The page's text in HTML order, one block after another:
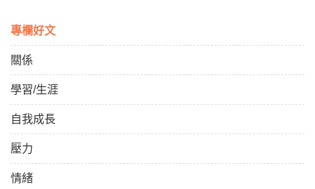
專欄好文
關係
學習/生涯
自我成長
壓力
情緒